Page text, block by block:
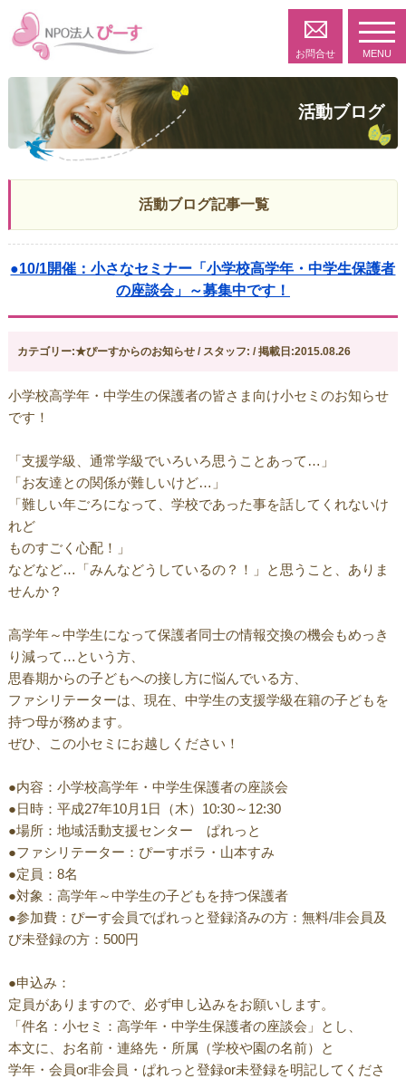
お問合せ MENU
活動ブログ
活動ブログ記事一覧
●10/1開催：小さなセミナー「小学校高学年・中学生保護者
の座談会」～募集中です！
カテゴリー:★ぴーすからのお知らせ / スタッフ: / 掲載日:2015.08.26
小学校高学年・中学生の保護者の皆さま向け小セミのお知らせ
です！
「支援学級、通常学級でいろいろ思うことあって…」
「お友達との関係が難しいけど…」
「難しい年ごろになって、学校であった事を話してくれないけ
れど
ものすごく心配！」
などなど…「みんなどうしているの？！」と思うこと、ありま
せんか？
高学年～中学生になって保護者同士の情報交換の機会もめっき
り減って…という方、
思春期からの子どもへの接し方に悩んでいる方、
ファシリテーターは、現在、中学生の支援学級在籍の子どもを
持つ母が務めます。
ぜひ、この小セミにお越しください！
●内容：小学校高学年・中学生保護者の座談会
●日時：平成27年10月1日（木）10:30～12:30
●場所：地域活動支援センター ぱれっと
●ファシリテーター：ぴーすボラ・山本すみ
●定員：8名
●対象：高学年～中学生の子どもを持つ保護者
●参加費：ぴーす会員でぱれっと登録済みの方：無料/非会員及
び未登録の方：500円
●申込み：
定員がありますので、必ず申し込みをお願いします。
「件名：小セミ：高学年・中学生保護者の座談会」とし、
本文に、お名前・連絡先・所属（学校や園の名前）と
学年・会員or非会員・ぱれっと登録or未登録を明記してくださ